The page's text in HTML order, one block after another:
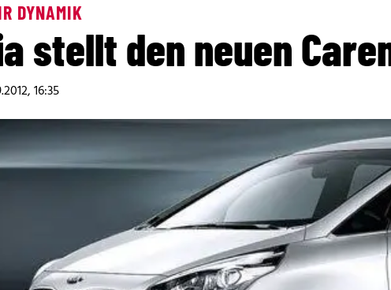
DYNAMIK
stellt den neuen
16:35